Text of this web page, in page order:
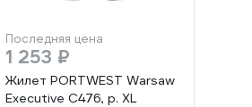
Последняя цена
1 253 ₽
Жилет PORTWEST Warsaw
Executive C476, р. XL